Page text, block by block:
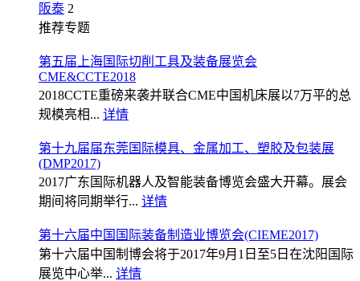
阪泰 2
推荐专题
第五届上海国际切削工具及装备展览会
CME&CCTE2018
2018CCTE重磅来袭并联合CME中国机床展以7万平的总
规模亮相... 详情
第十九届届东莞国际模具、金属加工、塑胶及包装展
(DMP2017)
2017广东国际机器人及智能装备博览会盛大开幕。展会
期间将同期举行... 详情
第十六届中国国际装备制造业博览会(CIEME2017)
第十六届中国制博会将于2017年9月1日至5日在沈阳国际
展览中心举... 详情